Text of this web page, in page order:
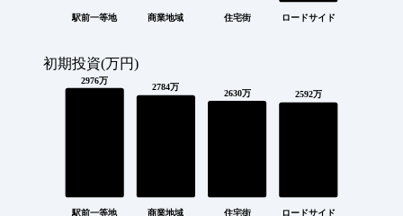
駅前一等地 商業地域 住宅街 ロードサイド
初期投資(万円)
2976万
駅前一等地
2784万
商業地域
2630万
住宅街
2592万
ロードサイド